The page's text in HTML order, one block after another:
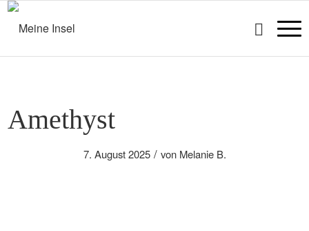
Amethyst
7. August 2025 / von Melanie B.